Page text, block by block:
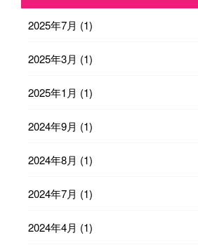
2025年7月 (1)
2025年3月 (1)
2025年1月 (1)
2024年9月 (1)
2024年8月 (1)
2024年7月 (1)
2024年4月 (1)